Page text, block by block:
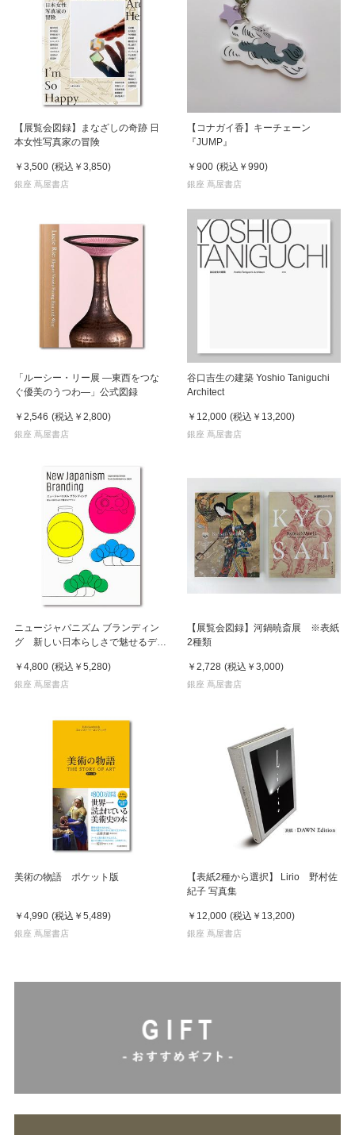
【展覧会図録】まなざしの奇跡 日
本女性写真家の冒険
￥3,500 (税込 ￥3,850)
銀座 蔦屋書店
【コナガイ香】キーチェーン
『JUMP』
￥900 (税込 ￥990)
銀座 蔦屋書店
「ルーシー・リー展 ―東西をつな
ぐ優美のうつわ―」公式図録
￥2,546 (税込 ￥2,800)
銀座 蔦屋書店
谷口吉生の建築 Yoshio Taniguchi
Architect
￥12,000 (税込 ￥13,200)
銀座 蔦屋書店
ニュージャパニズム ブランディン
グ 新しい日本らしさで魅せるデザ
￥4,800 (税込 ￥5,280)
銀座 蔦屋書店
【展覧会図録】河鍋暁斎展 ※表紙
2種類
￥2,728 (税込 ￥3,000)
銀座 蔦屋書店
美術の物語 ポケット版
￥4,990 (税込 ￥5,489)
銀座 蔦屋書店
【表紙2種から選択】 Lirio 野村佐
紀子 写真集
￥12,000 (税込 ￥13,200)
銀座 蔦屋書店